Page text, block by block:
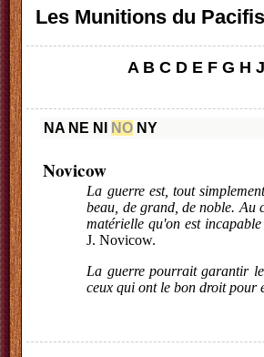
Les Munitions du
A B C D E F G H J
NA NE NI NO NY
Novicow
La guerre est, tout
beau, de grand, de noble. Au
matérielle qu'on est
J. Novicow.
La guerre pourrait garantir
ceux qui ont le bon droit pour